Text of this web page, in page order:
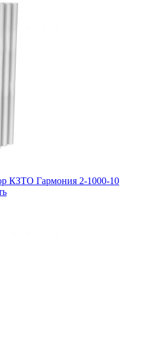
КЗТО Гармония 2‑1000‑10